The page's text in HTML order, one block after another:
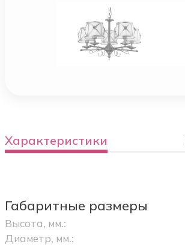
Характеристики
Габаритные размеры
Высота, мм.:
Диаметр, мм.: